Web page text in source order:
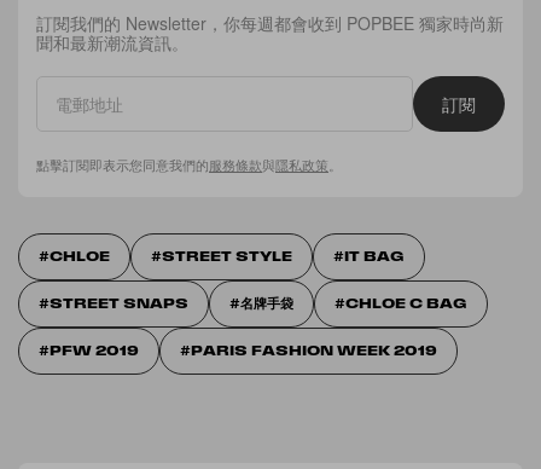
訂閱我們的 Newsletter，你每週都會收到 POPBEE 獨家時尚新
聞和最新潮流資訊。
訂閱
點擊訂閱即表示您同意我們的服務條款與隱私政策
CHLOE STREET STYLE IT BAG
STREET SNAPS 名牌手袋 CHLOE C BAG
PFW 2019 PARIS FASHION WEEK 2019